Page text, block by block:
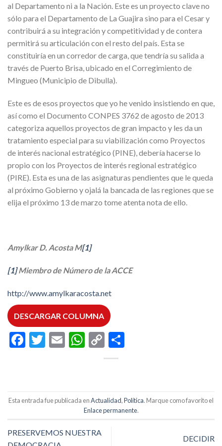
al Departamento ni a la Nación. Este es un proyecto clave no
sólo para el Departamento de La Guajira sino para el Cesar y
contribuirá a su integración y competitividad y de contera
permitirá su articulación con el resto del país. Esta se
constituiría en un corredor de carga, que tendría su salida a
través de Puerto Brisa, ubicado en el Corregimiento de
Mingueo (Municipio de Dibulla).
Este es de esos proyectos que yo he venido insistiendo en que,
así como el Documento CONPES 3762 de agosto de 2013
categoriza aquellos proyectos de gran impacto y les da un
tratamiento especial para su viabilización como Proyectos
de interés nacional estratégico (PINE), debería hacerse lo
propio con los Proyectos de interés regional estratégico
(PIRE). Esta es una de las asignaturas pendientes que le queda
al próximo Gobierno y ojalá la bancada de las regiones que se
elija el próximo 13 de marzo tome atenta nota de ello.
Amylkar D. Acosta M[1]
[1]Miembro de Número de la ACCE
http://www.amylkaracosta.net
DESCARGAR COLUMNA
Facebook
Twitter
EmailWhatsApp
Copy
Link
Esta entrada fue publicada enActualidad,Política. Marque como favorito el
Enlace permanente.
PRESERVEMOS NUESTRA
DECIDIR